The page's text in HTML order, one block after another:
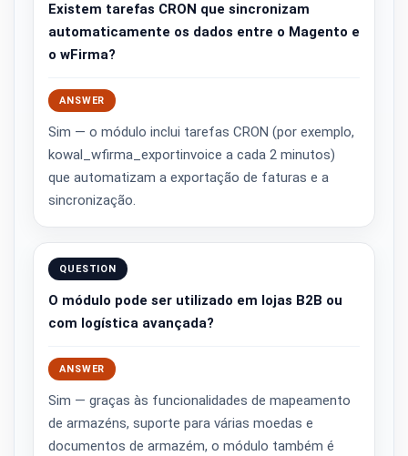
Existem tarefas CRON que sincronizam
automaticamente os dados entre o Magento e
o wFirma?
ANSWER
Sim — o módulo inclui tarefas CRON (por exemplo,
kowal_wfirma_exportinvoice a cada 2 minutos)
que automatizam a exportação de faturas e a
sincronização.
QUESTION
O módulo pode ser utilizado em lojas B2B ou
com logística avançada?
ANSWER
Sim — graças às funcionalidades de mapeamento
de armazéns, suporte para várias moedas e
documentos de armazém, o módulo também é